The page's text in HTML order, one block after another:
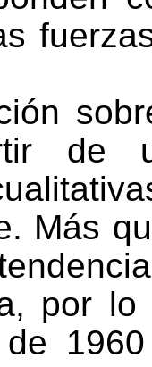
de
Más
por lo